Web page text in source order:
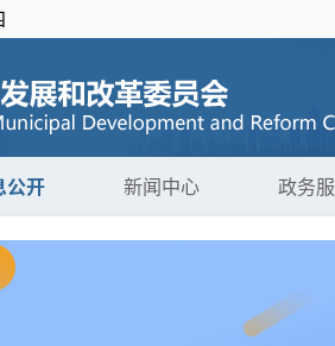
公开 新闻中心 政务